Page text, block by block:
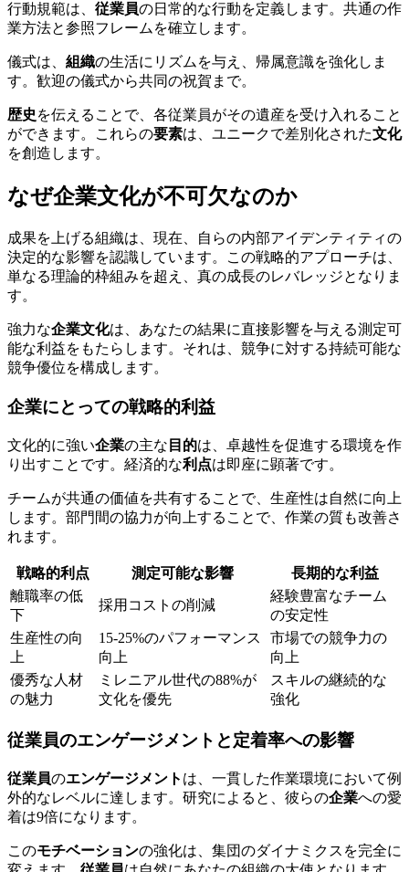
行動規範は、 従業員の日常的な行動を定義します。共通の作
業方法と参照フレームを確立します。
儀式は、 組織の生活にリズムを与え、帰属意識を強化しま
す。歓迎の儀式から共同の祝賀まで。
歴史 を伝えることで、各従業員がその遺産を受け入れること
ができます。これらの要素は、ユニークで差別化された文化
を創造します。
なぜ企業文化が不可欠なのか
成果を上げる組織は、現在、自らの内部アイデンティティの
決定的な影響を認識しています。この戦略的アプローチは、
単なる理論的枠組みを超え、真の成長のレバレッジとなりま
す。
強力な企業文化は、あなたの結果に直接影響を与える測定可
能な利益をもたらします。それは、競争に対する持続可能な
競争優位を構成します。
企業にとっての戦略的利益
文化的に強い企業の主な 目的は、卓越性を促進する環境を作
り出すことです。経済的な利点は即座に顕著です。
チームが共通の価値を共有することで、生産性は自然に向上
します。部門間の協力が向上することで、作業の質も改善さ
れます。
戦略的利点 測定可能な影響
長期的な利益
離職率の低
下
採用コストの削減
経験豊富なチーム
の安定性
生産性の向
上
15-25%のパフォーマンス
向上
市場での競争力の
向上
優秀な人材
の魅力
ミレニアル世代の88%が
文化を優先
スキルの継続的な
強化
従業員のエンゲージメントと定着率への影響
従業員のエンゲージメント は、一貫した作業環境において例
外的なレベルに達します。研究によると、彼らの企業への愛
着は9倍になります。
このモチベーションの強化は、集団のダイナミクスを完全に